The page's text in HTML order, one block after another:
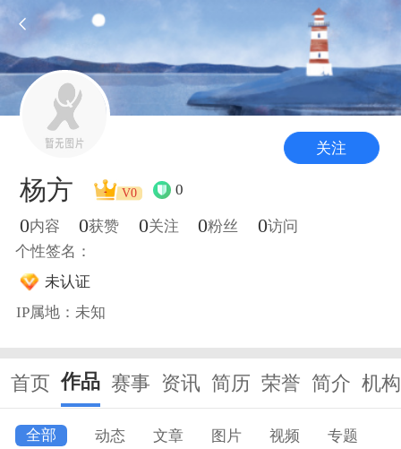
关注
杨方 V0 0
0内容 0获赞 0关注 0粉丝 0访问
个性签名：
未认证
IP属地：未知
首页 作品 赛事 资讯 简历 荣誉 简介 机构
全部 动态 文章 图片 视频 专题